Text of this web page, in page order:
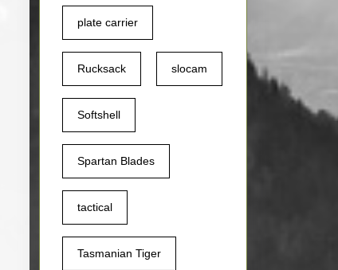
plate carrier
Rucksack slocam
Softshell
Spartan Blades
tactical
Tasmanian Tiger